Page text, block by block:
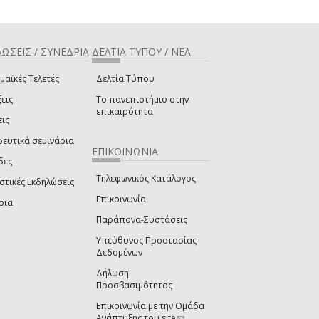
/ ΣΥΝΕΔΡΙΑ
Τελετές
σεμινάρια
Εκδηλώσεις
ΔΕΛΤΙΑ ΤΥΠΟΥ / ΝΕΑ
Δελτία Τύπου
Το πανεπιστήμιο στην
επικαιρότητα
ΕΠΙΚΟΙΝΩΝΙΑ
Τηλεφωνικός Κατάλογος
Επικοινωνία
Παράπονα-Συστάσεις
Υπεύθυνος Προστασίας
Δεδομένων
Δήλωση
Προσβασιμότητας
Επικοινωνία με την Ομάδα